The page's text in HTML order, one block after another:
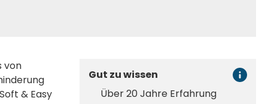
von
& Easy
Gut zu wissen
Über 20 Jahre Erfahrung